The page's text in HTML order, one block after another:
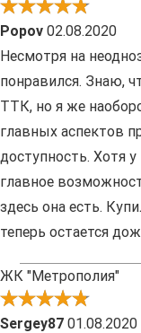
Popov 02.08.2020
Несмотря на
понравился. Знаю,
ТТК, но я же
главных аспектов
доступность. Хотя
главное
здесь она есть.
теперь остается
ЖК "Метрополия"
Sergey87 01.08.2020